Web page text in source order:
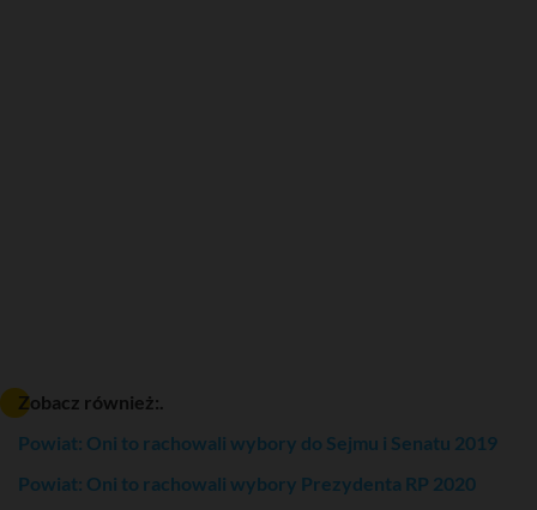
Zobacz również:.
Powiat: Oni to rachowali wybory do Sejmu i Senatu 2019
Powiat: Oni to rachowali wybory Prezydenta RP 2020